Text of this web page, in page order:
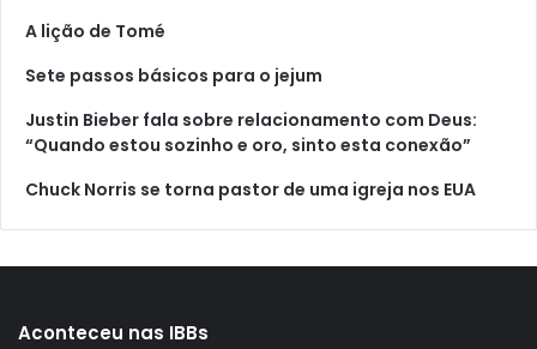
A lição de Tomé
Sete passos básicos para o jejum
Justin Bieber fala sobre relacionamento com Deus:
“Quando estou sozinho e oro, sinto esta conexão”
Chuck Norris se torna pastor de uma igreja nos EUA
Aconteceu nas IBBs